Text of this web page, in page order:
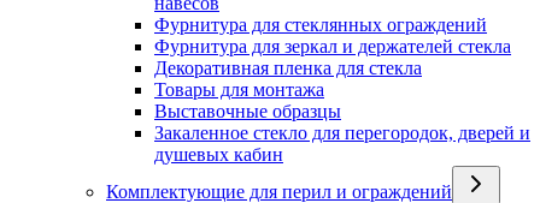
Фурнитура для стеклянных ограждений
Фурнитура для зеркал и держателей стекла
Декоративная пленка для стекла
Товары для монтажа
Выставочные образцы
Закаленное стекло для перегородок, дверей и
душевых кабин
Комплектующие для перил и ограждений